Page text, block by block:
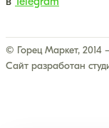
© Горец Маркет, 2014
Сайт разработан